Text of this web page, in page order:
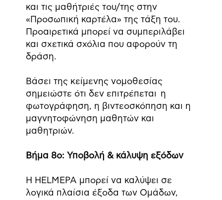
και τις μαθήτριές του/της στην
«Προσωπική καρτέλα» της τάξη του.
Προαιρετικά μπορεί να συμπεριλάβει
και σχετικά σχόλια που αφορούν τη
δράση.
Βάσει της κείμενης νομοθεσίας
σημειώστε ότι δεν επιτρέπεται η
φωτογράφηση, η βιντεοσκόπηση και η
μαγνητοφώνηση μαθητών και
μαθητριών.
Βήμα 8ο: Υποβολή & κάλυψη εξόδων
Η HELMEPA μπορεί να καλύψει σε
λογικά πλαίσια έξοδα των Ομάδων,